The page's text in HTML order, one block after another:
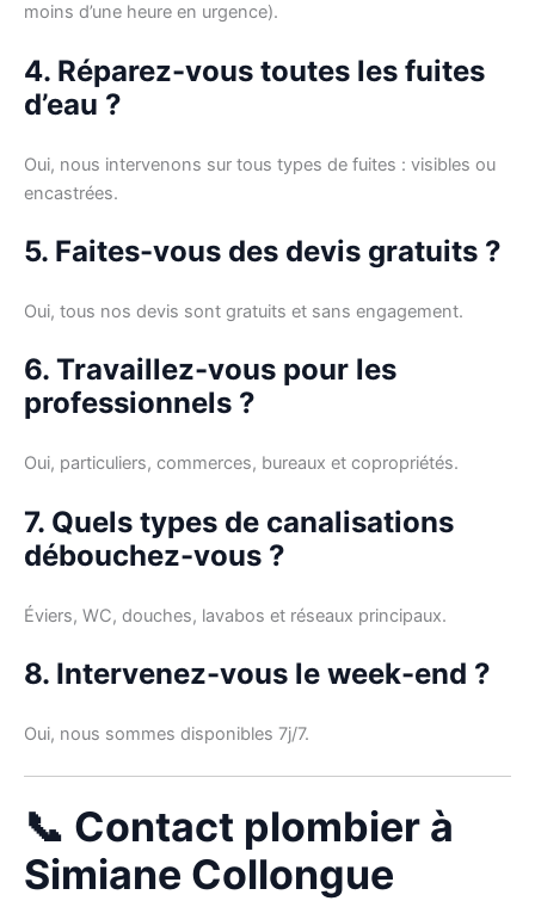
moins d’une heure en urgence).
4. Réparez-vous toutes les fuites
d’eau ?
Oui, nous intervenons sur tous types de fuites : visibles ou
encastrées.
5. Faites-vous des devis gratuits ?
Oui, tous nos devis sont gratuits et sans engagement.
6. Travaillez-vous pour les
professionnels ?
Oui, particuliers, commerces, bureaux et copropriétés.
7. Quels types de canalisations
débouchez-vous ?
Éviers, WC, douches, lavabos et réseaux principaux.
8. Intervenez-vous le week-end ?
Oui, nous sommes disponibles 7j/7.
📞 Contact plombier à
Simiane Collongue